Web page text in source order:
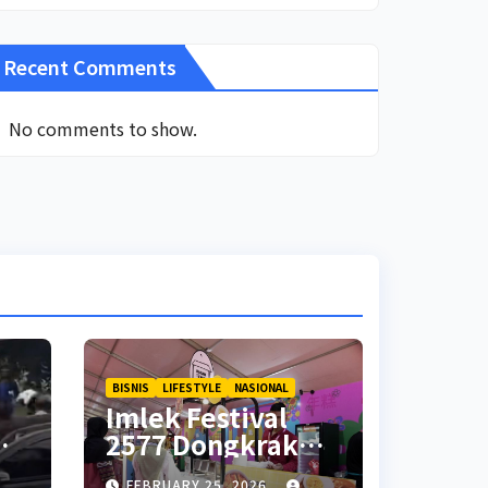
Recent Comments
No comments to show.
BISNIS LIFESTYLE NASIONAL
Imlek Festival
2577 Dongkrak
Penjualan UMKM
FEBRUARY 25, 2026